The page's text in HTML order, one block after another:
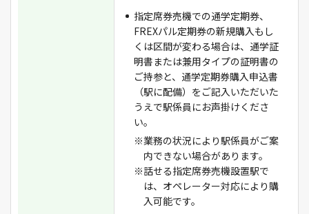
指定席券売機での通学定期券、
FREXパル定期券の新規購入もし
くは区間が変わる場合は、通学証
明書または兼用タイプの証明書の
ご持参と、通学定期券購入申込書
（駅に配備）をご記入いただいた
うえで駅係員にお声掛けくださ
い。
※業務の状況により駅係員がご案
内できない場合があります。
※話せる指定席券売機設置駅で
は、オペレーター対応により購
入可能です。